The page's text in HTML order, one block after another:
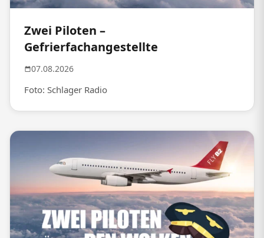
Zwei Piloten –
Gefrierfachangestellte
07.08.2026
Foto: Schlager Radio